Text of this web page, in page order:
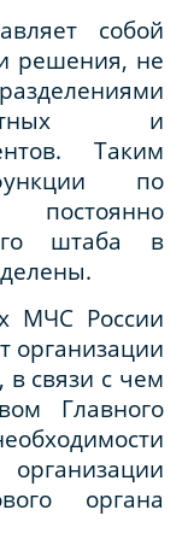
собой
решения, не
и
Таким
по
штаба в
МЧС России
организации
в связи с чем
Главного
органа